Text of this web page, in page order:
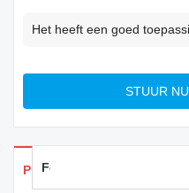
Het heeft een goed
STUUR
Producten Details
Feedback